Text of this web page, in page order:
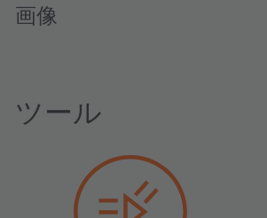
画像
ツール